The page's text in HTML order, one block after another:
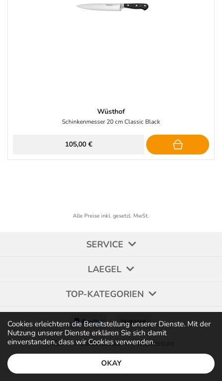
Cookies erleichtern die Bereitstellung unserer Dienste. Mit der
Nutzung unserer Dienste erklären Sie sich damit
einverstanden, dass wir Cookies verwenden.
OKAY
Wüsthof
Schinkenmesser 20 cm Classic Black
105,00 €
Alle Preise inkl. gesetzl. MwSt.
SERVICE
LAEGEL
TOP-KATEGORIEN
AGB Datenschutz Impressum